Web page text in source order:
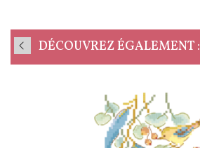
DÉCOUVREZ ÉGALEMENT :